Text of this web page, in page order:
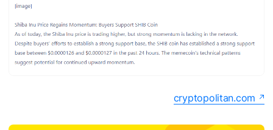
cryptopolitan.com